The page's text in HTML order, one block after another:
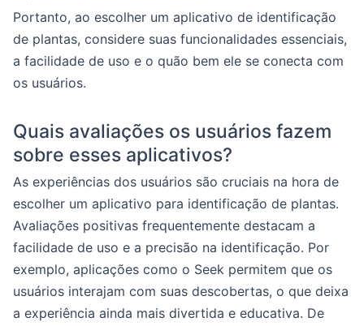
Portanto, ao escolher um aplicativo de identificação
de plantas, considere suas funcionalidades essenciais,
a facilidade de uso e o quão bem ele se conecta com
os usuários.
Quais avaliações os usuários fazem
sobre esses aplicativos?
As experiências dos usuários são cruciais na hora de
escolher um aplicativo para identificação de plantas.
Avaliações positivas frequentemente destacam a
facilidade de uso e a precisão na identificação. Por
exemplo, aplicações como o Seek permitem que os
usuários interajam com suas descobertas, o que deixa
a experiência ainda mais divertida e educativa. De